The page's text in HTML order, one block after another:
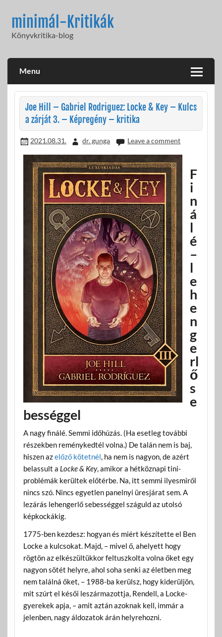
contentminimál-Kritikák
Könyvkritika-blog
Menu
Joe Hill – Gabriel Rodriguez: Locke & Key – Kulcs
a zárját 3. – Képregény – kritika
2021.08.31. dr. gunga Leave a comment
F
i
n
á
l
é
–
l
e
h
e
n
g
e
rl
ő
s
e
bességgel
A nagy finálé. Semmi időhúzás. (Ha esetleg további
részekben reménykedtél volna.) De talán nem is baj,
hiszen azelőző kötetnél, ha nem is nagyon, de azért
belassult a Locke & Key, amikor a hétköznapi tini-
problémák kerültek előtérbe. Na, itt semmi ilyesmiről
nincs szó. Nincs egyetlen panelnyi üresjárat sem. A
lezárás lehengerlő sebességgel száguld az utolsó
képkockákig.
1775-ben kezdesz: hogyan és miért készítette el Ben
Locke a kulcsokat. Majd, – mivel ő, ahelyett hogy
rögtön az elkészültükkor feltuszkolta volna őket egy
nagyon sötét helyre, ahol soha senki az életben meg
nem találná őket, – 1988-ba kerülsz, hogy kiderüljön,
mit szúrt el késői leszármazottja, Rendell, a Locke-
gyerekek apja, – amit aztán azoknak kell, immár a
jelenben, nagy áldozatok árán helyrehozni.